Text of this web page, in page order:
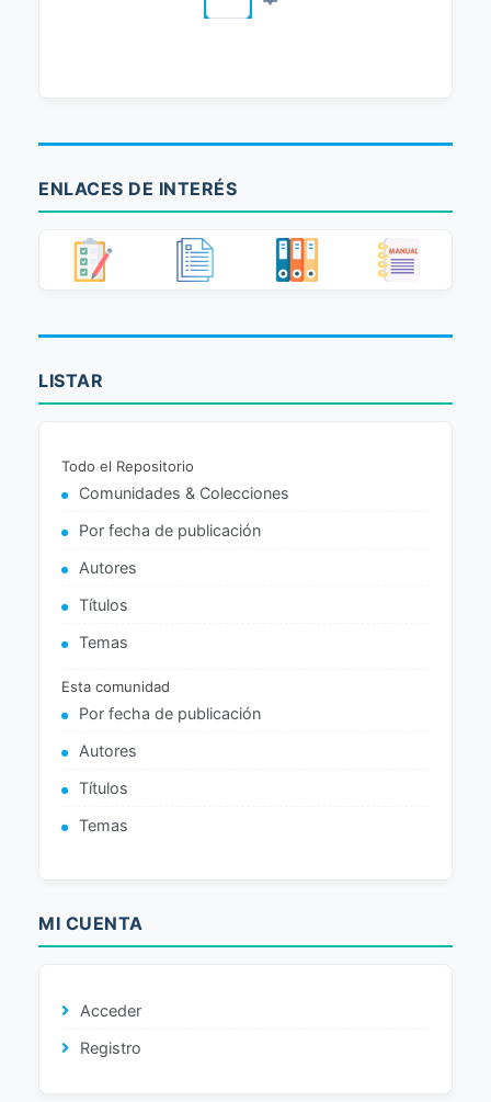
ENLACES DE INTERÉS
LISTAR
Todo el Repositorio
Comunidades & Colecciones
Por fecha de publicación
Autores
Títulos
Temas
Esta comunidad
Por fecha de publicación
Autores
Títulos
Temas
MI CUENTA
Acceder
Registro